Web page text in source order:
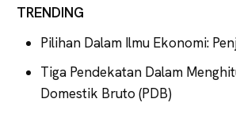
TRENDING
Pilihan Dalam Ilmu Ekonomi:
Tiga Pendekatan Dalam
Domestik Bruto (PDB)